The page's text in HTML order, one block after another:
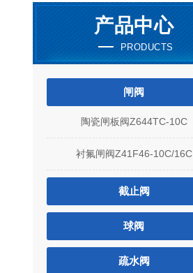
产品中心
PRODUCTS
闸阀
陶瓷闸板阀Z644TC-10C
衬氟闸阀Z41F46-10C/16C
截止阀
球阀
疏水阀